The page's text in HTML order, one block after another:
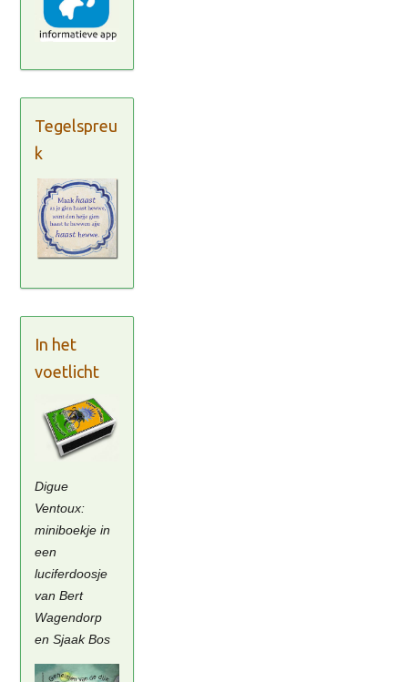
Tegelspreu
k
In het
voetlicht
Digue
Ventoux:
miniboekje in
een
luciferdoosje
van Bert
Wagendorp
en Sjaak Bos